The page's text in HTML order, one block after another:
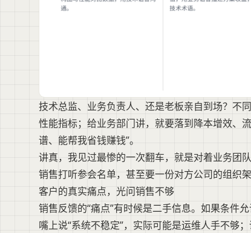
技术总监、业务负责人、还是老板亲自到场？不
性能指标；给业务部门讲，就要落到降本增效、
谱、能帮我省钱赚钱”。
讲真，我见过最惨的一次翻车，就是对着业务团
销售打听参会名单，甚至要一份对方公司的组织
客户的真实痛点，光问销售不够
销售反馈的“痛点”有时候是二手信息。如果条件
嘴上说“系统不稳定”，实际可能是运维人手不够